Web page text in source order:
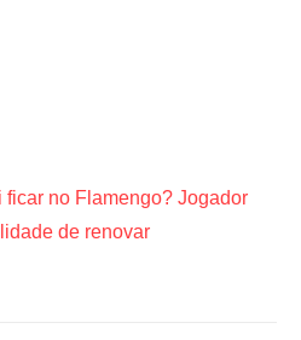
ficar no Flamengo? Jogador
de renovar